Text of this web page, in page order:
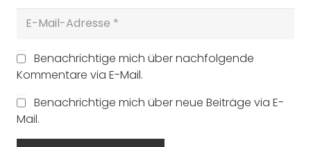
Benachrichtige mich über nachfolgende
Kommentare via E-Mail.
Benachrichtige mich über neue Beiträge via E-
Mail.